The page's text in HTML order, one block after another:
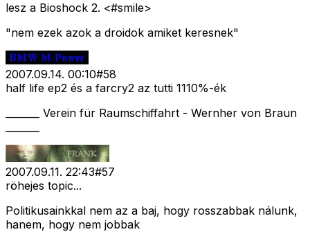
lesz a Bioshock 2. <#smile>
"nem ezek azok a droidok amiket keresnek"
2007.09.14. 00:10#58
half life ep2 és a farcry2 az tutti 1110%-ék
_______ Verein für Raumschiffahrt - Wernher von Braun
2007.09.11. 22:43#57
röhejes topic...
Politikusainkkal nem az a baj, hogy rosszabbak nálunk,
hanem, hogy nem jobbak